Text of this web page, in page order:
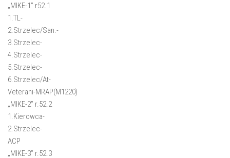
„MIKE-1” r52.1
1.TL-
2.Strzelec/San.-
3.Strzelec-
4.Strzelec-
5.Strzelec-
6.Strzelec/At-
Veterani-MRAP(M1220)
„MIKE-2” r.52.2
1.Kierowca-
2.Strzelec-
ACP
„MIKE-3” r.52.3